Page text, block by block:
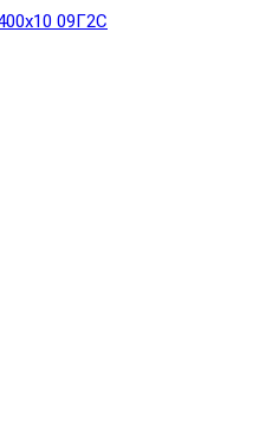
09Г2С